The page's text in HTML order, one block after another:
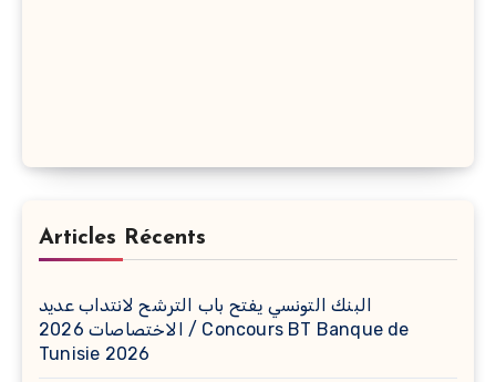
Articles Récents
البنك التونسي يفتح باب الترشح لانتداب عديد
الاختصاصات 2026 / Concours BT Banque de
Tunisie 2026